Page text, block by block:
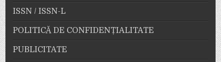
ISSN / ISSN-L
POLITICĂ DE CONFIDENȚIALITATE
PUBLICITATE